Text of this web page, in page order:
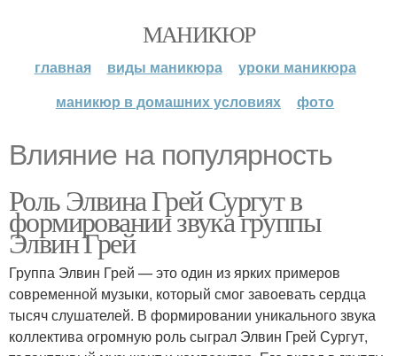
МАНИКЮР
главная виды маникюра
уроки маникюра
маникюр в домашних условиях
фото
Влияние на популярность
Роль Элвина Грей Сургут в
формировании звука группы
Элвин Грей
Группа Элвин Грей — это один из ярких примеров
современной музыки, который смог завоевать сердца
тысяч слушателей. В формировании уникального звука
коллектива огромную роль сыграл Элвин Грей Сургут,